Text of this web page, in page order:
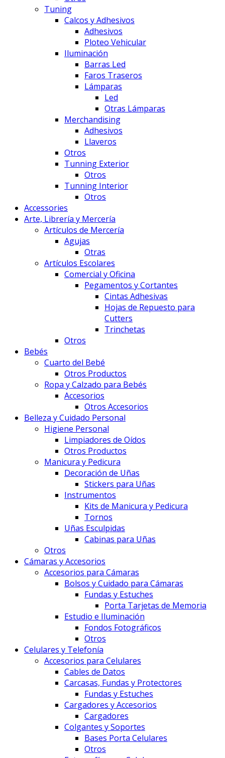
Tuning
Calcos y Adhesivos
Adhesivos
Ploteo Vehicular
Iluminación
Barras Led
Faros Traseros
Lámparas
Led
Otras Lámparas
Merchandising
Adhesivos
Llaveros
Otros
Tunning Exterior
Otros
Tunning Interior
Otros
Accessories
Arte, Librería y Mercería
Artículos de Mercería
Agujas
Otras
Artículos Escolares
Comercial y Oficina
Pegamentos y Cortantes
Cintas Adhesivas
Hojas de Repuesto para
Cutters
Trinchetas
Otros
Bebés
Cuarto del Bebé
Otros Productos
Ropa y Calzado para Bebés
Accesorios
Otros Accesorios
Belleza y Cuidado Personal
Higiene Personal
Limpiadores de Oídos
Otros Productos
Manicura y Pedicura
Decoración de Uñas
Stickers para Uñas
Instrumentos
Kits de Manicura y Pedicura
Tornos
Uñas Esculpidas
Cabinas para Uñas
Otros
Cámaras y Accesorios
Accesorios para Cámaras
Bolsos y Cuidado para Cámaras
Fundas y Estuches
Porta Tarjetas de Memoria
Estudio e Iluminación
Fondos Fotográficos
Otros
Celulares y Telefonía
Accesorios para Celulares
Cables de Datos
Carcasas, Fundas y Protectores
Fundas y Estuches
Cargadores y Accesorios
Cargadores
Colgantes y Soportes
Bases Porta Celulares
Otros